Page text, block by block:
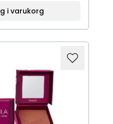
i varukorg